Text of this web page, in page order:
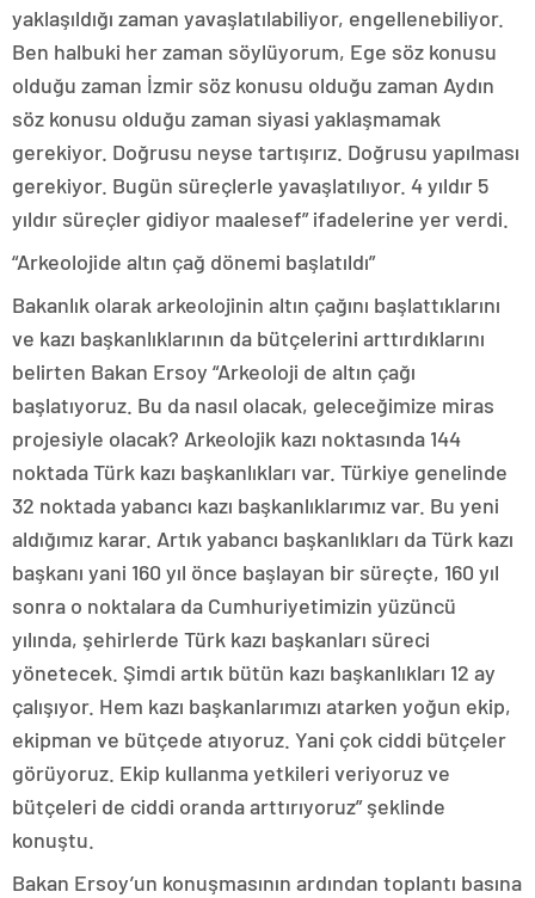
yaklaşıldığı zaman yavaşlatılabiliyor, engellenebiliyor.
Ben halbuki her zaman söylüyorum, Ege söz konusu
olduğu zaman İzmir söz konusu olduğu zaman Aydın
söz konusu olduğu zaman siyasi yaklaşmamak
gerekiyor. Doğrusu neyse tartışırız. Doğrusu yapılması
gerekiyor. Bugün süreçlerle yavaşlatılıyor. 4 yıldır 5
yıldır süreçler gidiyor maalesef” ifadelerine yer verdi.
“Arkeolojide altın çağ dönemi başlatıldı”
Bakanlık olarak arkeolojinin altın çağını başlattıklarını
ve kazı başkanlıklarının da bütçelerini arttırdıklarını
belirten Bakan Ersoy “Arkeoloji de altın çağı
başlatıyoruz. Bu da nasıl olacak, geleceğimize miras
projesiyle olacak? Arkeolojik kazı noktasında 144
noktada Türk kazı başkanlıkları var. Türkiye genelinde
32 noktada yabancı kazı başkanlıklarımız var. Bu yeni
aldığımız karar. Artık yabancı başkanlıkları da Türk kazı
başkanı yani 160 yıl önce başlayan bir süreçte, 160 yıl
sonra o noktalara da Cumhuriyetimizin yüzüncü
yılında, şehirlerde Türk kazı başkanları süreci
yönetecek. Şimdi artık bütün kazı başkanlıkları 12 ay
çalışıyor. Hem kazı başkanlarımızı atarken yoğun ekip,
ekipman ve bütçede atıyoruz. Yani çok ciddi bütçeler
görüyoruz. Ekip kullanma yetkileri veriyoruz ve
bütçeleri de ciddi oranda arttırıyoruz” şeklinde
konuştu.
Bakan Ersoy’un konuşmasının ardından toplantı basına